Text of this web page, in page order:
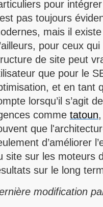
pour
pas toujours
mais il
pour ceux
de site peut
que pour le
et en tant
lorsqu’il s’agit
comme tatoun
que
d’améliorer
site sur les moteurs
sur le long
modification